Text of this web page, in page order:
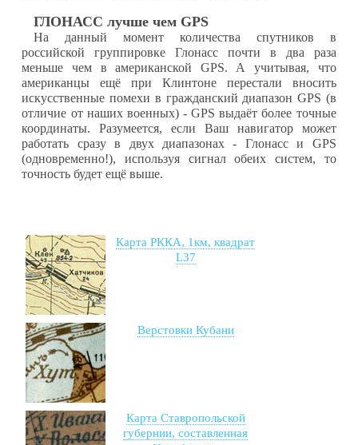
ГЛОНАСС лучше чем GPS
На данный момент количества спутников в
российской группировке Глонасс почти в два раза
меньше чем в американской GPS. А учитывая, что
американцы ещё при Клинтоне перестали вносить
искусственные помехи в гражданский диапазон GPS (в
отличие от наших военных) - GPS выдаёт более точные
координаты. Разумеется, если Ваш навигатор может
работать сразу в двух диапазонах - Глонасс и GPS
(одновременно!), используя сигнал обеих систем, то
точность будет ещё выше.
Карта РККА, 1км, квадрат
L37
Верстовки Кубани
Карта Ставропольской
губернии, составленная